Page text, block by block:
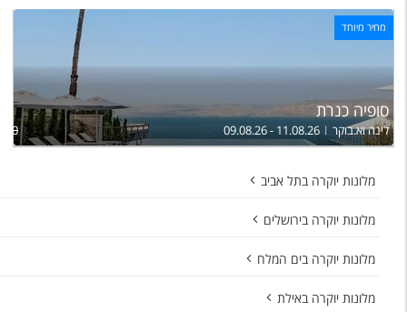
מחיר מיוחד
סופיה כנרת
לינה וא.בוקר 09.08.26 - 11.08.26
מלונות יוקרה בתל אביב
מלונות יוקרה בירושלים
מלונות יוקרה בים המלח
מלונות יוקרה באילת